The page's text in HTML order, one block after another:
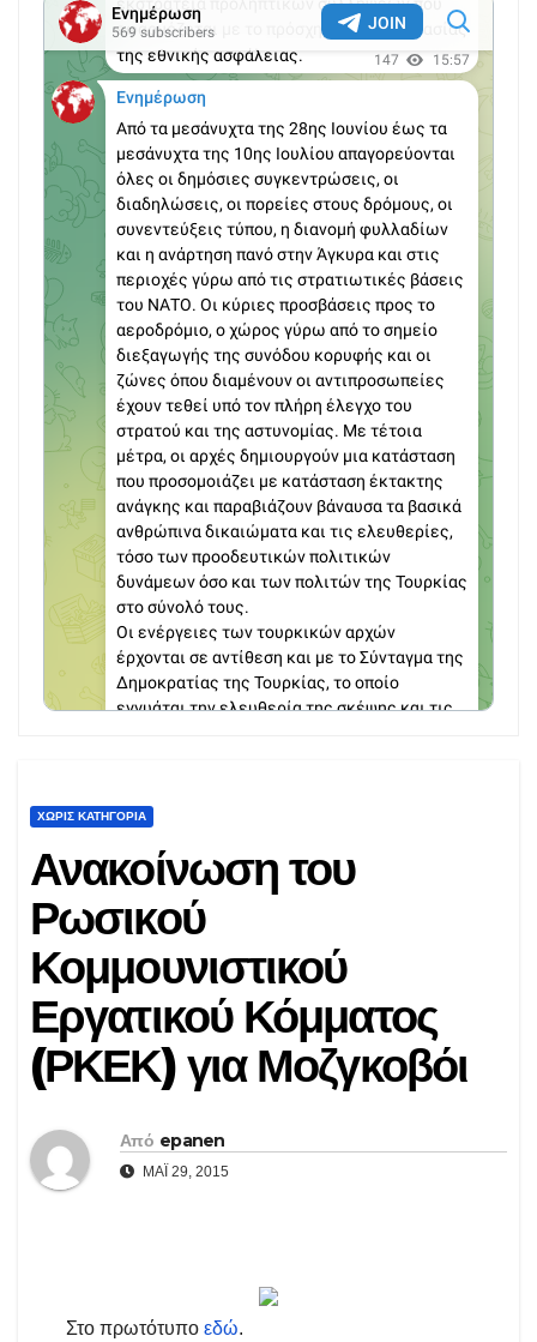
ΧΩΡΊΣ ΚΑΤΗΓΟΡΊΑ
Ανακοίνωση του
Ρωσικού
Κομμουνιστικού
Εργατικού Κόμματος
(ΡΚΕΚ) για Μοζγκοβόι
Από epanen
ΜΆΙ 29, 2015
Στο πρωτότυπο εδώ.